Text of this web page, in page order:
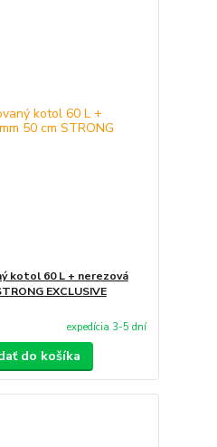
kotol 60 L + nerezová
EXCLUSIVE
expedícia 3-5 dní
do košíka